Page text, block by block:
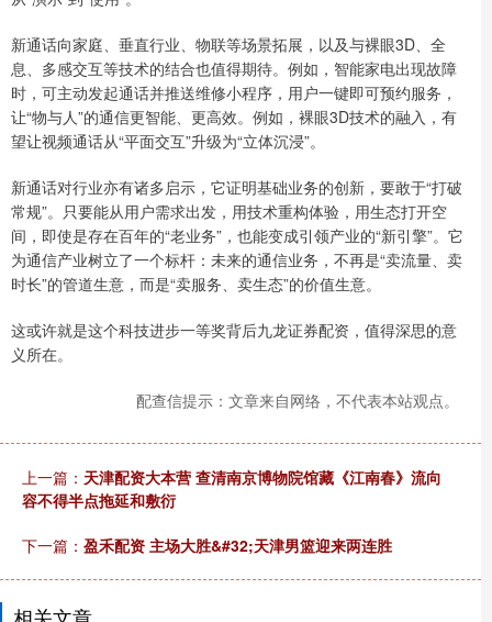
新通话向家庭、垂直行业、物联等场景拓展，以及与裸眼3D、全
息、多感交互等技术的结合也值得期待。例如，智能家电出现故障
时，可主动发起通话并推送维修小程序，用户一键即可预约服务，
让“物与人”的通信更智能、更高效。例如，裸眼3D技术的融入，有
望让视频通话从“平面交互”升级为“立体沉浸”。
新通话对行业亦有诸多启示，它证明基础业务的创新，要敢于“打破
常规”。只要能从用户需求出发，用技术重构体验，用生态打开空
间，即使是存在百年的“老业务”，也能变成引领产业的“新引擎”。它
为通信产业树立了一个标杆：未来的通信业务，不再是“卖流量、卖
时长”的管道生意，而是“卖服务、卖生态”的价值生意。
这或许就是这个科技进步一等奖背后九龙证券配资，值得深思的意
义所在。
配查信提示：文章来自网络，不代表本站观点。
上一篇： 天津配资大本营 查清南京博物院馆藏《江南春》流向
容不得半点拖延和敷衍
下一篇： 盈禾配资 主场大胜&#32;天津男篮迎来两连胜